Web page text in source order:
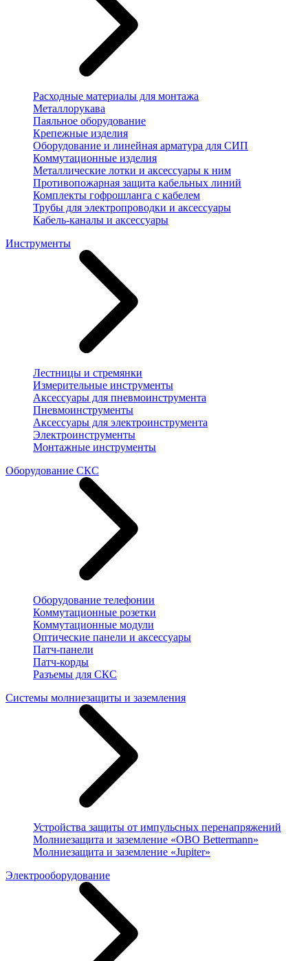
Расходные материалы для монтажа
Металлорукава
Паяльное оборудование
Крепежные изделия
Оборудование и линейная арматура для СИП
Коммутационные изделия
Металлические лотки и аксессуары к ним
Противопожарная защита кабельных линий
Комплекты гофрошланга с кабелем
Трубы для электропроводки и аксессуары
Кабель-каналы и аксессуары
Инструменты
Лестницы и стремянки
Измерительные инструменты
Аксессуары для пневмоинструмента
Пневмоинструменты
Аксессуары для электроинструмента
Электроинструменты
Монтажные инструменты
Оборудование СКС
Оборудование телефонии
Коммутационные розетки
Коммутационные модули
Оптические панели и аксессуары
Патч-панели
Патч-корды
Разъемы для СКС
Системы молниезащиты и заземления
Устройства защиты от импульсных перенапряжений
Молниезащита и заземление «OBO Bettermann»
Молниезащита и заземление «Jupiter»
Электрооборудование